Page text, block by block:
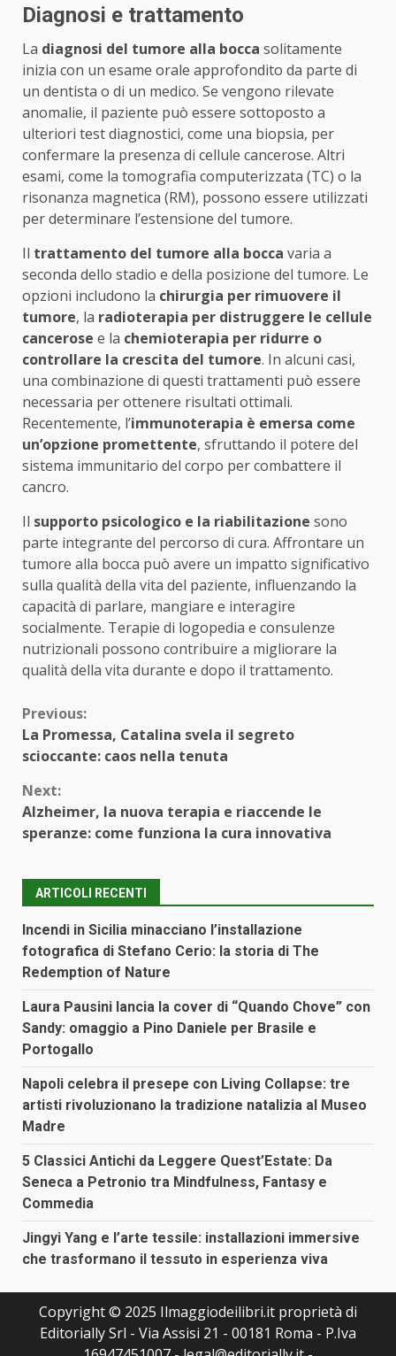
Diagnosi e trattamento
La diagnosi del tumore alla bocca solitamente
inizia con un esame orale approfondito da parte di
un dentista o di un medico. Se vengono rilevate
anomalie, il paziente può essere sottoposto a
ulteriori test diagnostici, come una biopsia, per
confermare la presenza di cellule cancerose. Altri
esami, come la tomografia computerizzata (TC) o la
risonanza magnetica (RM), possono essere utilizzati
per determinare l’estensione del tumore.
Il trattamento del tumore alla bocca varia a
seconda dello stadio e della posizione del tumore. Le
opzioni includono la chirurgia per rimuovere il
tumore, la radioterapia per distruggere le cellule
cancerose e la chemioterapia per ridurre o
controllare la crescita del tumore. In alcuni casi,
una combinazione di questi trattamenti può essere
necessaria per ottenere risultati ottimali.
Recentemente, l’immunoterapia è emersa come
un’opzione promettente, sfruttando il potere del
sistema immunitario del corpo per combattere il
cancro.
Il supporto psicologico e la riabilitazione sono
parte integrante del percorso di cura. Affrontare un
tumore alla bocca può avere un impatto significativo
sulla qualità della vita del paziente, influenzando la
capacità di parlare, mangiare e interagire
socialmente. Terapie di logopedia e consulenze
nutrizionali possono contribuire a migliorare la
qualità della vita durante e dopo il trattamento.
Continue
Reading
Previous:
La Promessa, Catalina svela il segreto
scioccante: caos nella tenuta
Next:
Alzheimer, la nuova terapia e riaccende le
speranze: come funziona la cura innovativa
ARTICOLI RECENTI
Incendi in Sicilia minacciano l’installazione
fotografica di Stefano Cerio: la storia di The
Redemption of Nature
Laura Pausini lancia la cover di “Quando Chove” con
Sandy: omaggio a Pino Daniele per Brasile e
Portogallo
Napoli celebra il presepe con Living Collapse: tre
artisti rivoluzionano la tradizione natalizia al Museo
Madre
5 Classici Antichi da Leggere Quest’Estate: Da
Seneca a Petronio tra Mindfulness, Fantasy e
Commedia
Jingyi Yang e l’arte tessile: installazioni immersive
che trasformano il tessuto in esperienza viva
Copyright © 2025 Ilmaggiodeilibri.it proprietà di
Editorially Srl - Via Assisi 21 - 00181 Roma - P.Iva